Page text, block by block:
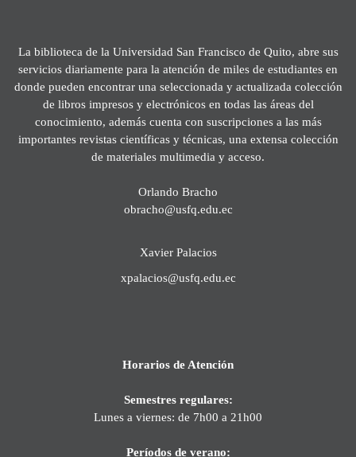
La biblioteca de la Universidad San Francisco de Quito, abre sus
servicios diariamente para la atención de miles de estudiantes en
donde pueden encontrar una seleccionada y actualizada colección
de libros impresos y electrónicos en todas las áreas del
conocimiento, además cuenta con suscripciones a las más
importantes revistas científicas y técnicas, una extensa colección
de materiales multimedia y acceso.
Orlando Bracho
obracho@usfq.edu.ec
Xavier Palacios
xpalacios@usfq.edu.ec
Horarios de Atención
Semestres regulares:
Lunes a viernes: de 7h00 a 21h00
Períodos de verano: